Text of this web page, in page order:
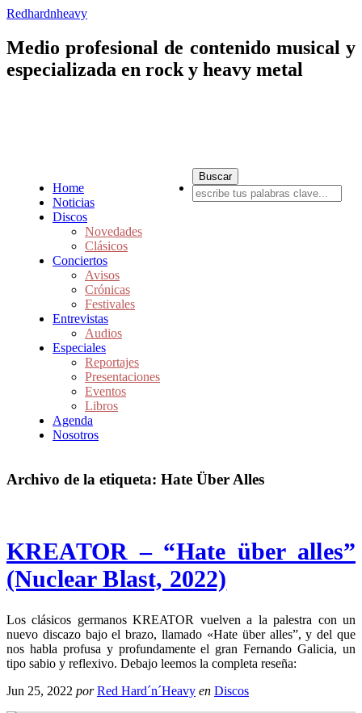
Redhardnheavy
Medio profesional de contenido musical y
especializada en rock y heavy metal
Home
Noticias
Discos
Novedades
Clásicos
Conciertos
Avisos
Crónicas
Festivales
Entrevistas
Audios
Especiales
Reportajes
Presentaciones
Eventos
Libros
Agenda
Nosotros
Archivo de la etiqueta: Hate Über Alles
KREATOR – “Hate über alles”
(Nuclear Blast, 2022)
Los clásicos germanos KREATOR vuelven a la palestra con un
nuevo discazo bajo el brazo, llamado «Hate über alles”, y del que
nos habla profusa y profundamente el gran Fernando Galicia, un
tipo sabio y reflexivo. Debajo leemos la completa reseña:
Jun 25, 2022 por Red Hard´n´Heavy en Discos